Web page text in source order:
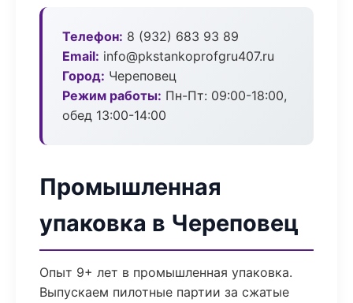
Телефон: 8 (932) 683 93 89
Email: info@pkstankoprofgru407.ru
Город: Череповец
Режим работы: Пн-Пт: 09:00-18:00,
обед 13:00-14:00
Промышленная
упаковка в Череповец
Опыт 9+ лет в промышленная упаковка.
Выпускаем пилотные партии за сжатые